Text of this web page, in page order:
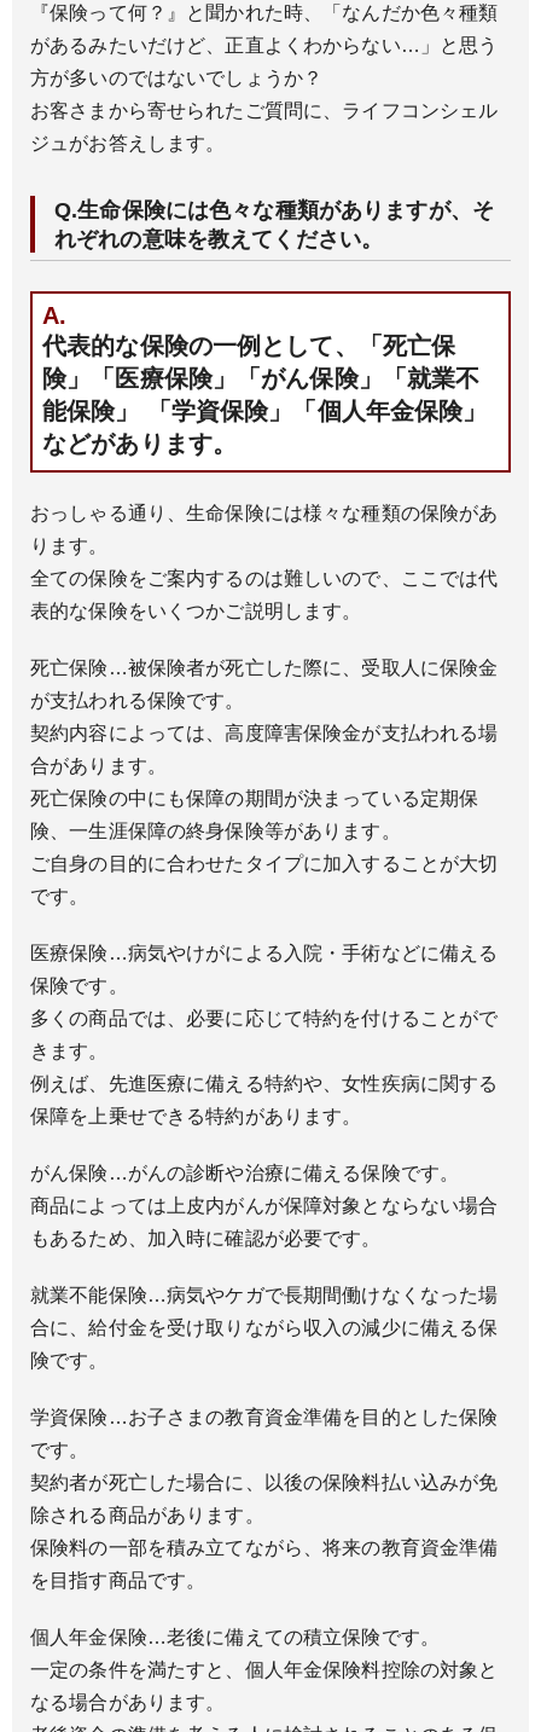
『保険って何？』
と聞かれた時、「なんだか色々種類
があるみたいだけど、正直よくわからない…」と思う
方が多いのではないでしょうか？
お客さまから寄せられたご質問に、ライフコンシェル
ジュがお答えします。
Q.生命保険には色々な種類がありますが、そ
れぞれの意味を教えてください。
A.
代表的な保険の一例として、「死亡保
険」「医療保険」「がん保険」「就業不
能保険」 「学資保険」「個人年金保険」
などがあります。
おっしゃる通り、生命保険には様々な種類の保険があ
ります。
全ての保険をご案内するのは難しいので、ここでは代
表的な保険をいくつかご説明します。
死亡保険 …被保険者が死亡した際に、受取人に保険金
が支払われる保険です。
契約内容によっては、高度障害保険金が支払われる場
合があります。
死亡保険の中にも保障の期間が決まっている定期保
険、一生涯保障の終身保険等があります。
ご自身の目的に合わせたタイプに加入することが大切
です。
医療保険 …病気やけがによる入院・手術などに備える
保険です。
多くの商品では、必要に応じて特約を付けることがで
きます。
例えば、先進医療に備える特約や、女性疾病に関する
保障を上乗せできる特約があります。
がん保険 …がんの診断や治療に備える保険です。
商品によっては上皮内がんが保障対象とならない場合
もあるため、加入時に確認が必要です。
就業不能保険…病気やケガで長期間働けなくなった場
合に、給付金を受け取りながら収入の減少に備える保
険です。
学資保険 …お子さまの教育資金準備を目的とした保険
です。
契約者が死亡した場合に、以後の保険料払い込みが免
除される商品があります。
保険料の一部を積み立てながら、将来の教育資金準備
を目指す商品です。
個人年金保険…老後に備えての積立保険です。
一定の条件を満たすと、個人年金保険料控除の対象と
なる場合があります。